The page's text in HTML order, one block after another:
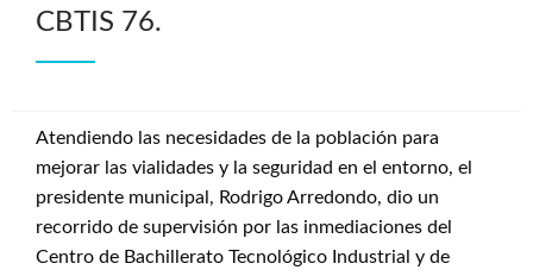
CBTIS 76.
Atendiendo las necesidades de la población para
mejorar las vialidades y la seguridad en el entorno, el
presidente municipal, Rodrigo Arredondo, dio un
recorrido de supervisión por las inmediaciones del
Centro de Bachillerato Tecnológico Industrial y de